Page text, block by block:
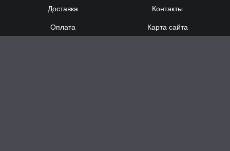
Доставка
Оплата
Контакты
Карта сайта